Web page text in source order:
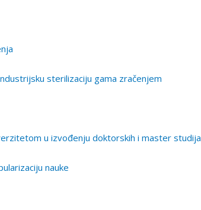
sterilizaciju gama zračenjem
u izvođenju doktorskih i master studija
nauke